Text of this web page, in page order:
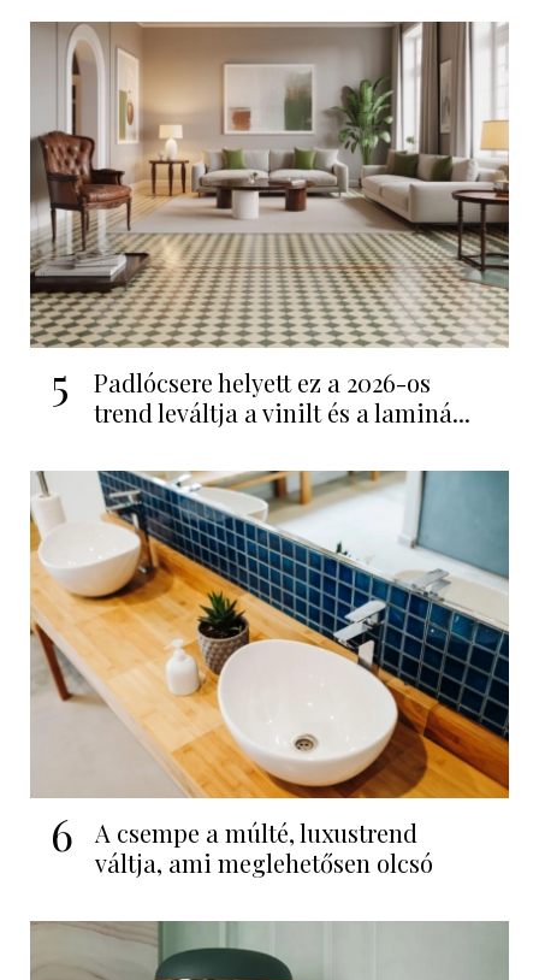
5
Padlócsere helyett ez a 2026-os
trend leváltja a vinilt és a laminá...
6
A csempe a múlté, luxustrend
váltja, ami meglehetősen olcsó